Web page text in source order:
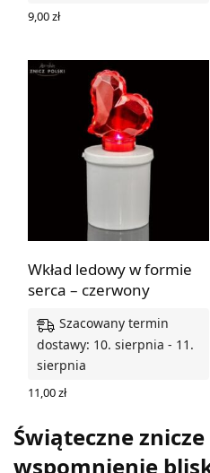
9,00zł
Wkład ledowy w formie
serca – czerwony
Szacowany termin
dostawy: 10. sierpnia - 11.
sierpnia
11,00zł
Świąteczne
wspomnienie